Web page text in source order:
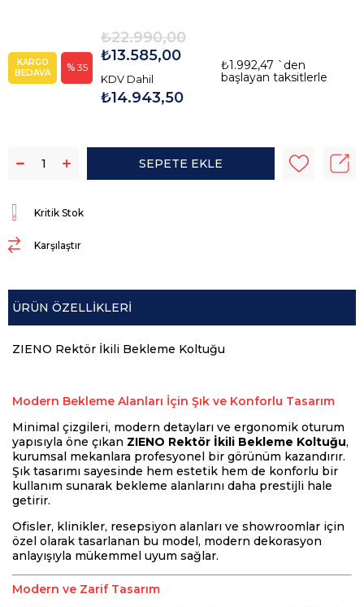
KARGO
BEDAVA
35
₺22.990,00
₺13.585,00
KDV Dahil
₺14.943,50
₺1.992,47 `den
başlayan taksitlerle
Kritik Stok
Karşılaştır
ÜRÜN ÖZELLIKLERI
ZIENO Rektör İkili Bekleme Koltuğu
Modern Bekleme Alanları İçin Şık ve Konforlu Tasarım
Minimal çizgileri, modern detayları ve ergonomik oturum
yapısıyla öne çıkan ZIENO Rektör İkili Bekleme Koltuğu,
kurumsal mekanlara profesyonel bir görünüm kazandırır.
Şık tasarımı sayesinde hem estetik hem de konforlu bir
kullanım sunarak bekleme alanlarını daha prestijli hale
getirir.
Ofisler, klinikler, resepsiyon alanları ve showroomlar için
özel olarak tasarlanan bu model, modern dekorasyon
anlayışıyla mükemmel uyum sağlar.
Modern ve Zarif Tasarım